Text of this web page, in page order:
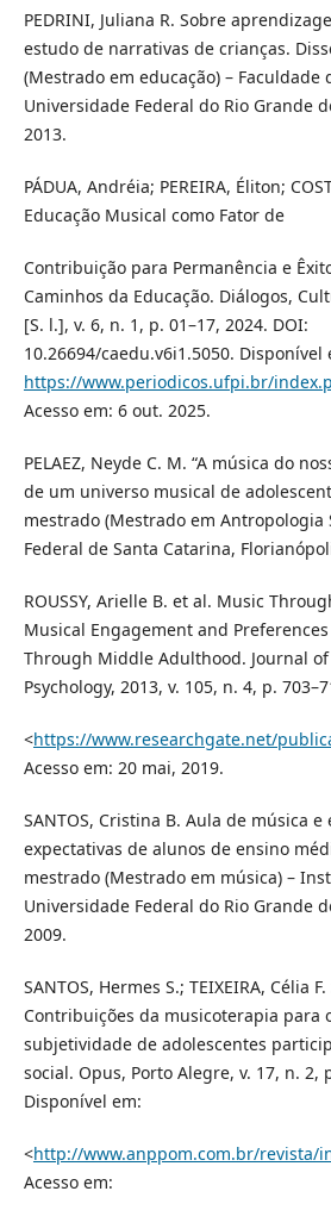
PEDRINI, Juliana R. Sobre
estudo de narrativas de crianças.
(Mestrado em educação) – Faculdade
Universidade Federal do Rio Grande
2013.
PÁDUA, Andréia; PEREIRA, Éliton;
Educação Musical como Fator de
Contribuição para Permanência e
Caminhos da Educação. Diálogos,
[S. l.], v. 6, n. 1, p. 01–17, 2024. DOI:
10.26694/caedu.v6i1.5050. Disponível
https://www.periodicos.ufpi.br/
Acesso em: 6 out. 2025.
PELAEZ, Neyde C. M. “A música do
de um universo musical de
mestrado (Mestrado em Antropologia
Federal de Santa Catarina,
ROUSSY, Arielle B. et al. Music
Musical Engagement and
Through Middle Adulthood. Journal
Psychology, 2013, v. 105, n. 4, p.
<https://www.researchgate.net/
Acesso em: 20 mai, 2019.
SANTOS, Cristina B. Aula de música e
expectativas de alunos de ensino
mestrado (Mestrado em música) –
Universidade Federal do Rio Grande
2009.
SANTOS, Hermes S.; TEIXEIRA, Célia
Contribuições da musicoterapia para
subjetividade de adolescentes
social. Opus, Porto Alegre, v. 17, n. 2,
Disponível em:
<http://www.anppom.com.br/revista/
Acesso em: